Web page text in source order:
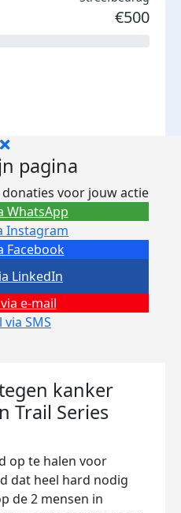
€500
pagina
voor jouw actie
Facebook
Instagram
e-mail
via SMS
LinkedIn
WhatsApp
kanker
Trail Series
op te halen voor
dat heel hard nodig
de 2 mensen in